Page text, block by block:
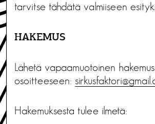
tarvitse tähdätä valmiiseen
HAKEMUS
Lähetä vapaamuotoinen
osoitteeseen:
Hakemuksesta tulee ilmetä: